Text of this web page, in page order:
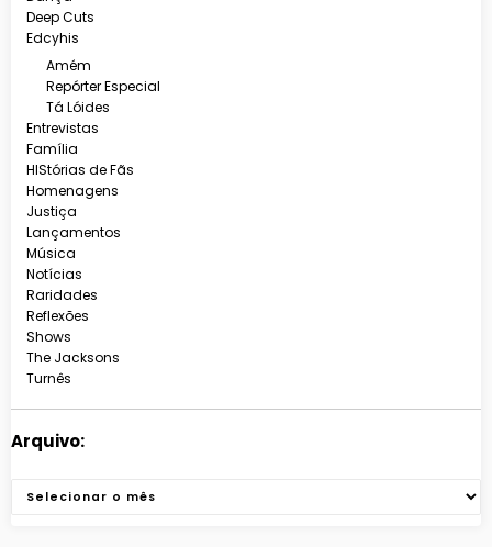
Deep Cuts
Edcyhis
Amém
Repórter Especial
Tá Lóides
Entrevistas
Família
HIStórias de Fãs
Homenagens
Justiça
Lançamentos
Música
Notícias
Raridades
Reflexões
Shows
The Jacksons
Turnês
Arquivo:
Arquivos